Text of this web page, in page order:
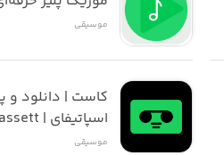
موسیقی
اسپاتیفای | Cassett
موسیقی